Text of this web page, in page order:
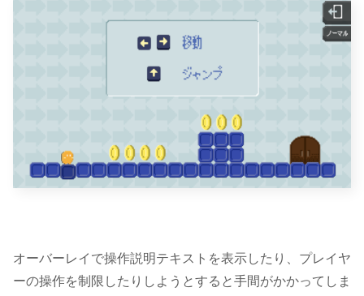
オーバーレイで操作説明テキストを表示したり、プレイヤ
ーの操作を制限したりしようとすると手間がかかってしま